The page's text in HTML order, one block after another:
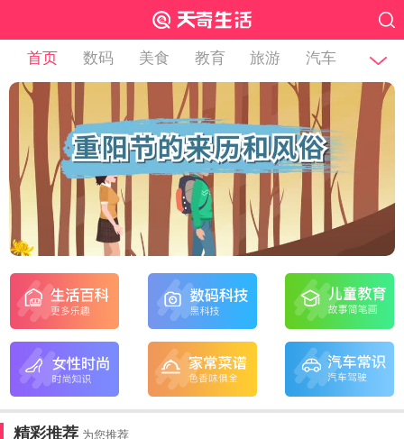
首页 数码 美食 教育 旅游 汽车
精彩推荐 为您推荐